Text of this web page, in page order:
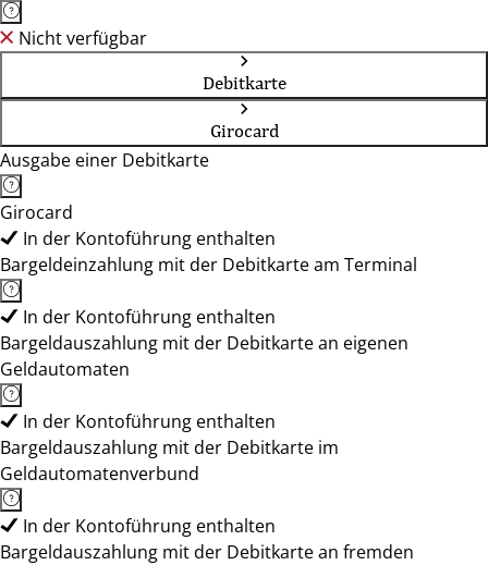
Nicht verfügbar
Debitkarte
Girocard
Ausgabe einer Debitkarte
Girocard
In der Kontoführung enthalten
Bargeldeinzahlung mit der Debitkarte am Terminal
In der Kontoführung enthalten
Bargeldauszahlung mit der Debitkarte an eigenen
Geldautomaten
In der Kontoführung enthalten
Bargeldauszahlung mit der Debitkarte im
Geldautomatenverbund
In der Kontoführung enthalten
Bargeldauszahlung mit der Debitkarte an fremden